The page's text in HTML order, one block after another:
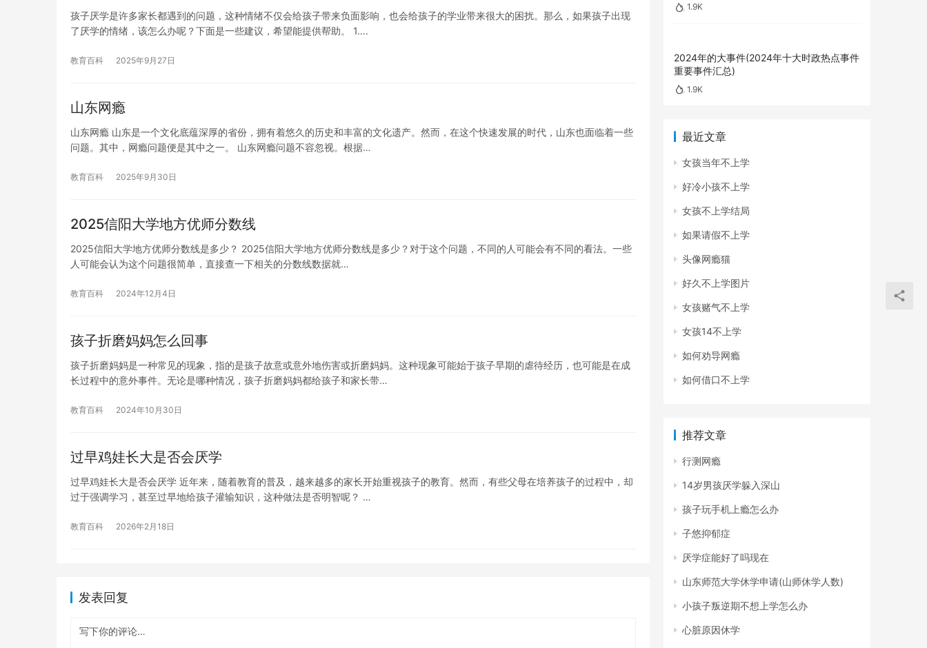
孩子厌学是许多家长都遇到的问题，这种情绪不仅会给孩子带来负面影响，也会给孩子的学业带来很大的困扰。那么，如果孩子出现
了厌学的情绪，该怎么办呢？下面是一些建议，希望能提供帮助。 1….
教育百科 2025年9月27日
山东网瘾
山东网瘾 山东是一个文化底蕴深厚的省份，拥有着悠久的历史和丰富的文化遗产。然而，在这个快速发展的时代，山东也面临着一些
问题。其中，网瘾问题便是其中之一。 山东网瘾问题不容忽视。根据…
教育百科 2025年9月30日
2025信阳大学地方优师分数线
2025信阳大学地方优师分数线是多少？ 2025信阳大学地方优师分数线是多少？对于这个问题，不同的人可能会有不同的看法。一些
人可能会认为这个问题很简单，直接查一下相关的分数线数据就…
教育百科 2024年12月4日
孩子折磨妈妈怎么回事
孩子折磨妈妈是一种常见的现象，指的是孩子故意或意外地伤害或折磨妈妈。这种现象可能始于孩子早期的虐待经历，也可能是在成
长过程中的意外事件。无论是哪种情况，孩子折磨妈妈都给孩子和家长带…
教育百科 2024年10月30日
过早鸡娃长大是否会厌学
过早鸡娃长大是否会厌学 近年来，随着教育的普及，越来越多的家长开始重视孩子的教育。然而，有些父母在培养孩子的过程中，却
过于强调学习，甚至过早地给孩子灌输知识，这种做法是否明智呢？ …
教育百科 2026年2月18日
发表回复
1.9K
2024年的大事件(2024年十大时政热点事件
重要事件汇总)
1.9K
最近文章
女孩当年不上学
好冷小孩不上学
女孩不上学结局
如果请假不上学
头像网瘾猫
好久不上学图片
女孩赌气不上学
女孩14不上学
如何劝导网瘾
如何借口不上学
推荐文章
行测网瘾
14岁男孩厌学躲入深山
孩子玩手机上瘾怎么办
子悠抑郁症
厌学症能好了吗现在
山东师范大学休学申请(山师休学人数)
小孩子叛逆期不想上学怎么办
心脏原因休学